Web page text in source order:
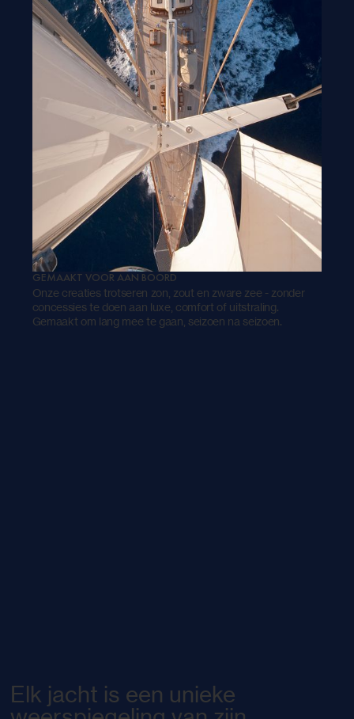
GEMAAKT VOOR AAN BOORD
Onze creaties trotseren zon, zout en zware zee - zonder
concessies te doen aan luxe, comfort of uitstraling.
Gemaakt om lang mee te gaan, seizoen na seizoen.
Elk jacht is een unieke